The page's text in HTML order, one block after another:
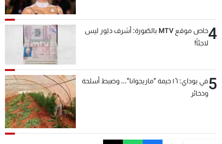
4
خاص موقع MTV بالصّورة: أشرف دبّور ليس
لاجئاً!
5
في بوداي: ١٦ خيمة "ماريجوانا"... وضبط أسلحة
وذخائر